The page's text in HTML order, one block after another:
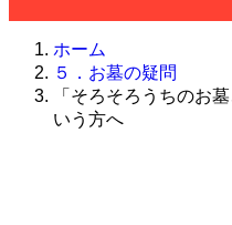
ホーム
５．お墓の疑問
「そろそろうちのお
いう方へ